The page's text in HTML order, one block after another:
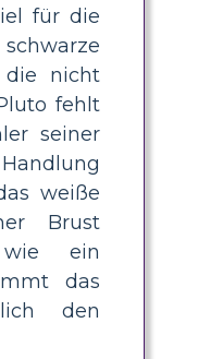
für die
die nicht
fehlt
seiner
weiße
Brust
ein
das
den